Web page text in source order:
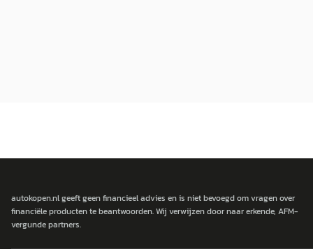
autokopen.nl geeft geen financieel advies en is niet bevoegd om vragen over
financiële producten te beantwoorden. Wij verwijzen door naar erkende, AFM-
vergunde partners.